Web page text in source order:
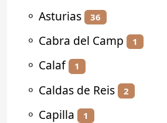
⚬ Asturias 36
⚬ Cabra del Camp 1
⚬ Calaf 1
⚬ Caldas de Reis 2
⚬ Capilla 1